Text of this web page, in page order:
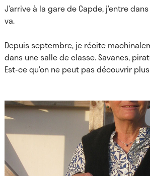
J’arrive à la gare de Capde, j’entre
va.
Depuis septembre, je récite
dans une salle de classe. Savanes,
Est-ce qu’on ne peut pas découvrir